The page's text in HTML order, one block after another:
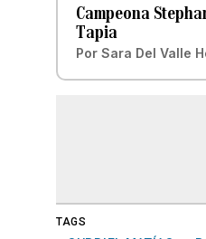
Campeona
Tapia
Por Sara Del Valle
TAGS